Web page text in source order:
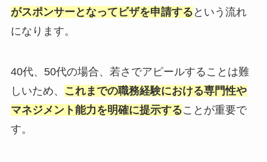
がスポンサーとなってビザを申請する という流れ
になります。
40代、50代の場合、若さでアピールすることは難
しいため、
これまでの職務経験における専門性や
マネジメント能力を明確に提示することが重要で
す。